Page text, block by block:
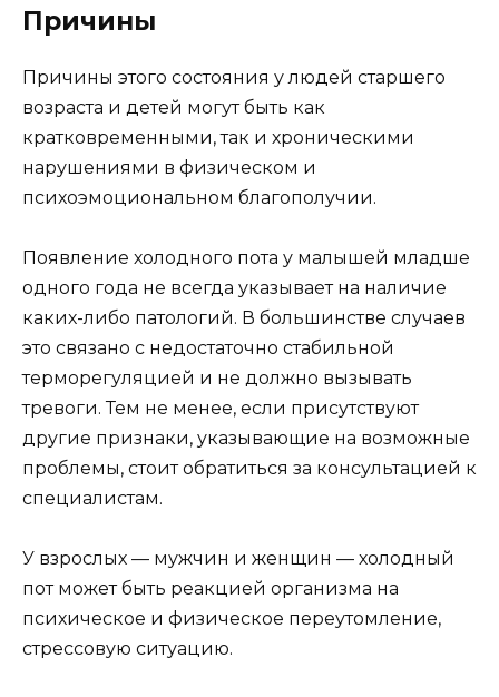
Причины
Причины этого состояния у людей старшего
возраста и детей могут быть как
кратковременными, так и хроническими
нарушениями в физическом и
психоэмоциональном благополучии.
Появление холодного пота у малышей младше
одного года не всегда указывает на наличие
каких-либо патологий. В большинстве случаев
это связано с недостаточно стабильной
терморегуляцией и не должно вызывать
тревоги. Тем не менее, если присутствуют
другие признаки, указывающие на возможные
проблемы, стоит обратиться за консультацией к
специалистам.
У взрослых — мужчин и женщин — холодный
пот может быть реакцией организма на
психическое и физическое переутомление,
стрессовую ситуацию.